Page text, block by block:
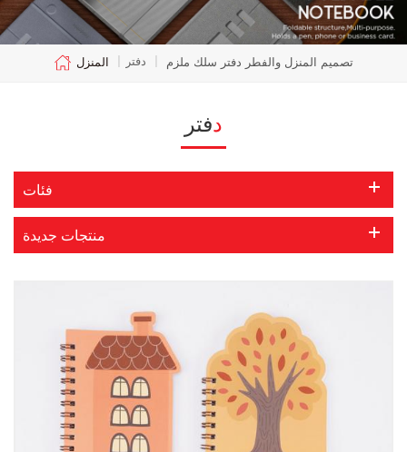
المنزل | دفتر | تصميم المنزل والفطر دفتر سلك ملزم
دفتر
فئات
منتجات جديدة